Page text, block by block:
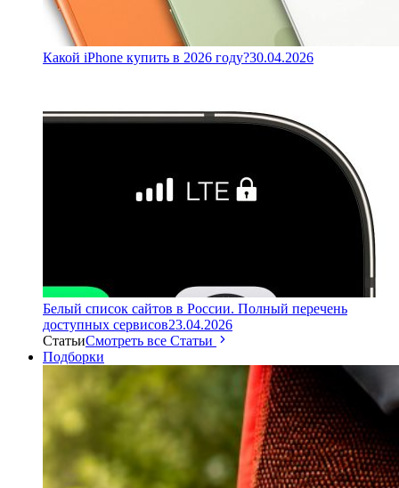
Какой iPhone купить в 2026 году?30.04.2026
Белый список сайтов в России. Полный перечень
доступных сервисов23.04.2026
СтатьиСмотреть все Статьи
Подборки